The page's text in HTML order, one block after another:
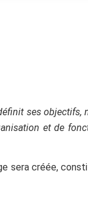
ses objectifs,
et de
sera créée,